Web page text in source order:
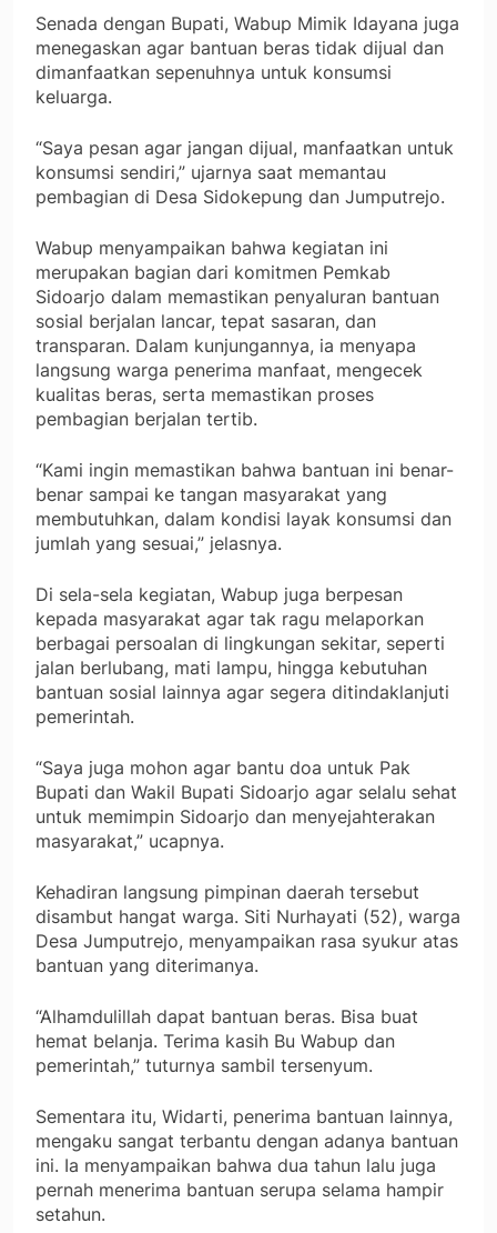
Senada dengan Bupati, Wabup Mimik Idayana juga
menegaskan agar bantuan beras tidak dijual dan
dimanfaatkan sepenuhnya untuk konsumsi
keluarga.
“Saya pesan agar jangan dijual, manfaatkan untuk
konsumsi sendiri,” ujarnya saat memantau
pembagian di Desa Sidokepung dan Jumputrejo.
Wabup menyampaikan bahwa kegiatan ini
merupakan bagian dari komitmen Pemkab
Sidoarjo dalam memastikan penyaluran bantuan
sosial berjalan lancar, tepat sasaran, dan
transparan. Dalam kunjungannya, ia menyapa
langsung warga penerima manfaat, mengecek
kualitas beras, serta memastikan proses
pembagian berjalan tertib.
“Kami ingin memastikan bahwa bantuan ini benar-
benar sampai ke tangan masyarakat yang
membutuhkan, dalam kondisi layak konsumsi dan
jumlah yang sesuai,” jelasnya.
Di sela-sela kegiatan, Wabup juga berpesan
kepada masyarakat agar tak ragu melaporkan
berbagai persoalan di lingkungan sekitar, seperti
jalan berlubang, mati lampu, hingga kebutuhan
bantuan sosial lainnya agar segera ditindaklanjuti
pemerintah.
“Saya juga mohon agar bantu doa untuk Pak
Bupati dan Wakil Bupati Sidoarjo agar selalu sehat
untuk memimpin Sidoarjo dan menyejahterakan
masyarakat,” ucapnya.
Kehadiran langsung pimpinan daerah tersebut
disambut hangat warga. Siti Nurhayati (52), warga
Desa Jumputrejo, menyampaikan rasa syukur atas
bantuan yang diterimanya.
“Alhamdulillah dapat bantuan beras. Bisa buat
hemat belanja. Terima kasih Bu Wabup dan
pemerintah,” tuturnya sambil tersenyum.
Sementara itu, Widarti, penerima bantuan lainnya,
mengaku sangat terbantu dengan adanya bantuan
ini. Ia menyampaikan bahwa dua tahun lalu juga
pernah menerima bantuan serupa selama hampir
setahun.